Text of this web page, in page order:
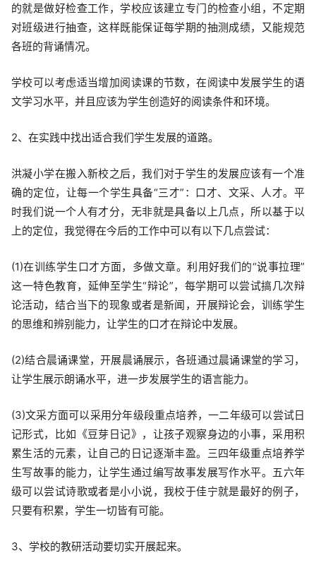
的就是做好检查工作，学校应该建立专门的检查小组，不定期
对班级进行抽查，这样既能保证每学期的抽测成绩，又能规范
各班的背诵情况。
学校可以考虑适当增加阅读课的节数，在阅读中发展学生的语
文学习水平，并且应该为学生创造好的阅读条件和环境。
2、在实践中找出适合我们学生发展的道路。
洪凝小学在搬入新校之后，我们对于学生的发展应该有一个准
确的定位，让每一个学生具备“三才”：口才、文采、人才。平
时我们说一个人有才分，无非就是具备以上几点，所以基于以
上的定位，我觉得在今后的工作中可以有以下几点尝试：
(1)在训练学生口才方面，多做文章。利用好我们的“说事拉理”
这一特色教育，延伸至学生“辩论”，每学期可以尝试搞几次辩
论活动，结合当下的现象或者是新闻，开展辩论会，训练学生
的思维和辨别能力，让学生的口才在辩论中发展。
(2)结合晨诵课堂，开展晨诵展示，各班通过晨诵课堂的学习，
让学生展示朗诵水平，进一步发展学生的语言能力。
(3)文采方面可以采用分年级段重点培养，一二年级可以尝试日
记形式，比如《豆芽日记》，让孩子观察身边的小事，采用积
累生活的元素，让自己的日记逐渐丰盈。三四年级重点培养学
生写故事的能力，让学生通过编写故事发展写作水平。五六年
级可以尝试诗歌或者是小小说，我校于佳宁就是最好的例子，
只要有积累，学生一切皆有可能。
3、学校的教研活动要切实开展起来。